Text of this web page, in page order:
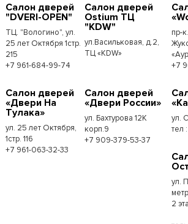
Салон дверей
"DVERI-OPEN"
ТЦ. "Вологино", ул.
25 лет Октября 1стр.
215
+7 961-684-99-74
Салон дверей
Ostium ТЦ
"KDW"
ул.Васильковая, д.2,
ТЦ «KDW»
пр-
+7
Салон дверей
«Двери На
Тулака»
ул. 25 лет Октября,
1стр. 116
+7 961-063-32-33
Салон дверей
«Двери России»
ул. Бахтурова 12К
корп.9
+7 909-379-53-37
ул.
тел
ул.
2